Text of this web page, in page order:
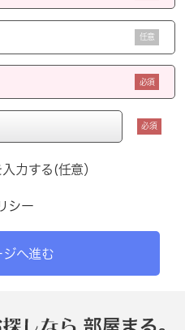
任意
必須
必須
力する(任意）
シー
へ進む